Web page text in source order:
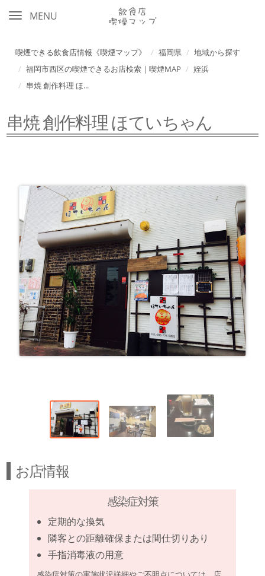
MENU
喫煙できる飲食店情報《喫煙マップ》 福岡県
地域から探す
福岡市西区の喫煙できるお店検索｜喫煙MAP
姪浜
串焼 創作料理 ほ...
串焼 創作料理 ほていちゃん
お店情報
感染症対策
定期的な換気
隣客との距離確保または間仕切りあり
手指消毒液の用意